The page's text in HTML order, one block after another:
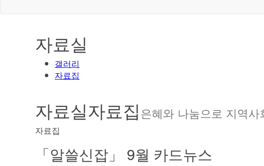
자료실
갤러리
자료집
자료실자료집은혜와 나눔으로 지역
자료집
「알쓸신잡」 9월 카드뉴스